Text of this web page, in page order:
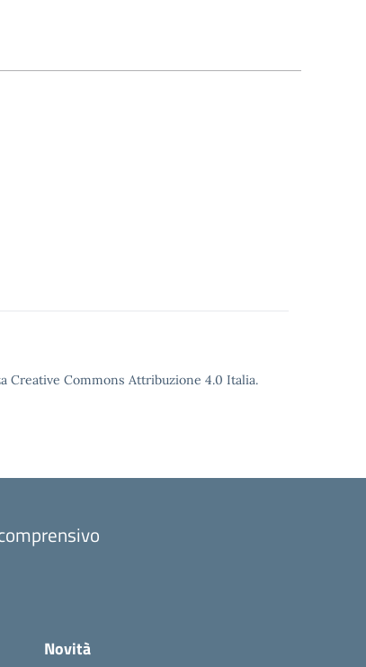
Creative Commons Attribuzione 4.0 Italia.
Novità